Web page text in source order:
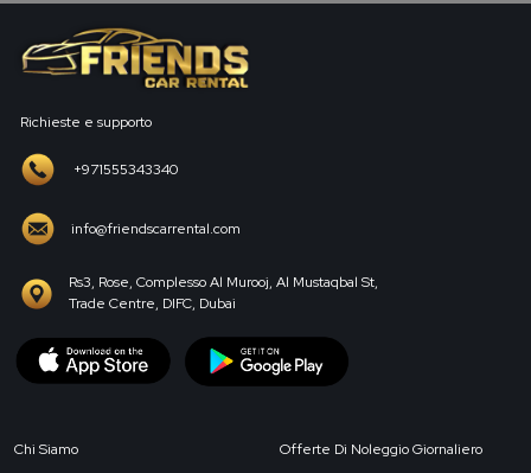
Richieste e supporto
+971555343340
info@friendscarrental.com
Rs3, Rose, Complesso Al Murooj, Al Mustaqbal St,
Trade Centre, DIFC, Dubai
Chi Siamo
Offerte Di Noleggio Giornaliero